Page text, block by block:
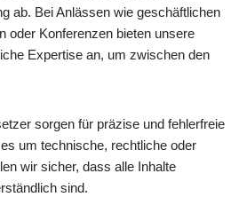
ab. Bei Anlässen wie geschäftlichen
oder Konferenzen bieten unsere
Expertise an, um zwischen den
sorgen für präzise und fehlerfreie
um technische, rechtliche oder
wir sicher, dass alle Inhalte
sind.